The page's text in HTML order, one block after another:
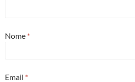
Nome *
Email *